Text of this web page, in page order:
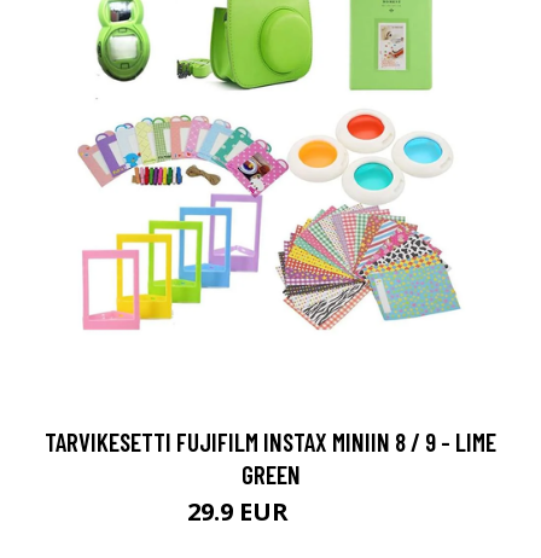
TARVIKESETTI FUJIFILM INSTAX MINIIN 8 / 9 - LIME
GREEN
29.9 EUR